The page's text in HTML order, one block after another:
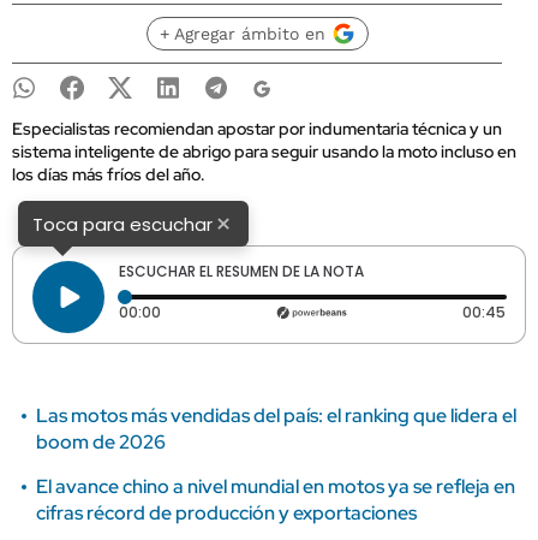
+ Agregar ámbito en
Especialistas recomiendan apostar por indumentaria técnica y un
sistema inteligente de abrigo para seguir usando la moto incluso en
los días más fríos del año.
Toca para escuchar×
ESCUCHAR EL RESUMEN DE LA NOTA
00:00 Tiempo transcurrido: 0 segundos 00:45
Las motos más vendidas del país: el ranking que lidera el
boom de 2026
El avance chino a nivel mundial en motos ya se refleja en
cifras récord de producción y exportaciones